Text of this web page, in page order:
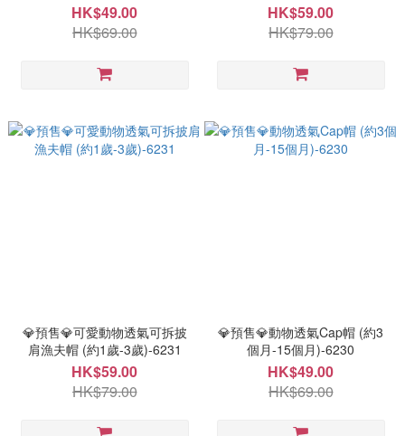
HK$49.00
HK$69.00
HK$59.00
HK$79.00
💎預售💎可愛動物透氣可拆披
肩漁夫帽 (約1歲-3歲)-6231
HK$59.00
HK$79.00
💎預售💎動物透氣Cap帽 (約3
個月-15個月)-6230
HK$49.00
HK$69.00